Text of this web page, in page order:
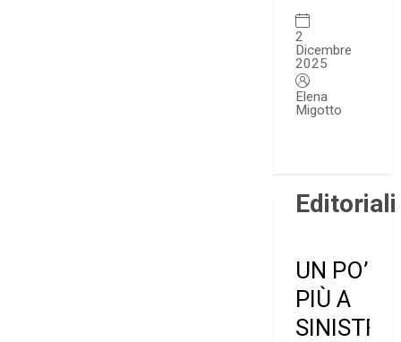
2
Dicembre
2025
Elena
Migotto
Editoriali
UN PO’
PIÙ A
SINISTRA